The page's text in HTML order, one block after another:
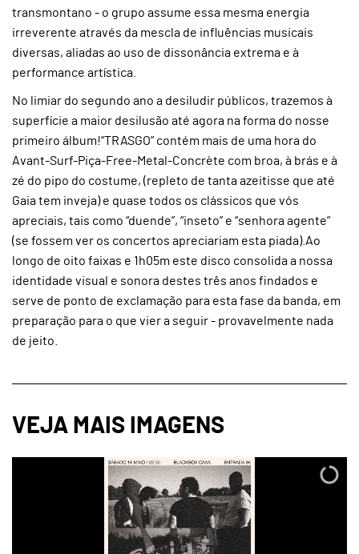
transmontano - o grupo assume essa mesma energia
irreverente através da mescla de influências musicais
diversas, aliadas ao uso de dissonância extrema e à
performance artística.
No limiar do segundo ano a desiludir públicos, trazemos à
superfície a maior desilusão até agora na forma do nosse
primeiro álbum!“TRASGO” contém mais de uma hora do
Avant-Surf-Piça-Free-Metal-Concrète com broa, à brás e à
zé do pipo do costume, (repleto de tanta azeitisse que até
Gaia tem inveja) e quase todos os clássicos que vós
apreciais, tais como “duende”, “inseto” e “senhora agente”
(se fossem ver os concertos apreciariam esta piada).Ao
longo de oito faixas e 1h05m este disco consolida a nossa
identidade visual e sonora destes três anos findados e
serve de ponto de exclamação para esta fase da banda, em
preparação para o que vier a seguir - provavelmente nada
de jeito.